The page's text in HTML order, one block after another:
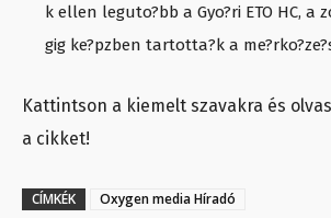
k ellen leguto?bb a Gyo?ri ETO HC, a
gig ke?pzben tartotta?k a
Kattintson a kiemelt szavakra és
a cikket!
CÍMKÉK Oxygen media Híradó